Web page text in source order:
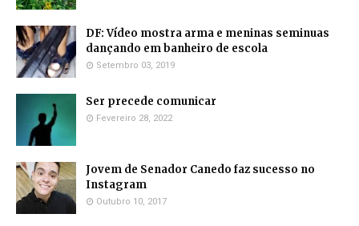
DF: Vídeo mostra arma e meninas seminuas
dançando em banheiro de escola
Setembro 03, 2019
Ser precede comunicar
Fevereiro 28, 2022
Jovem de Senador Canedo faz sucesso no
Instagram
Outubro 10, 2017